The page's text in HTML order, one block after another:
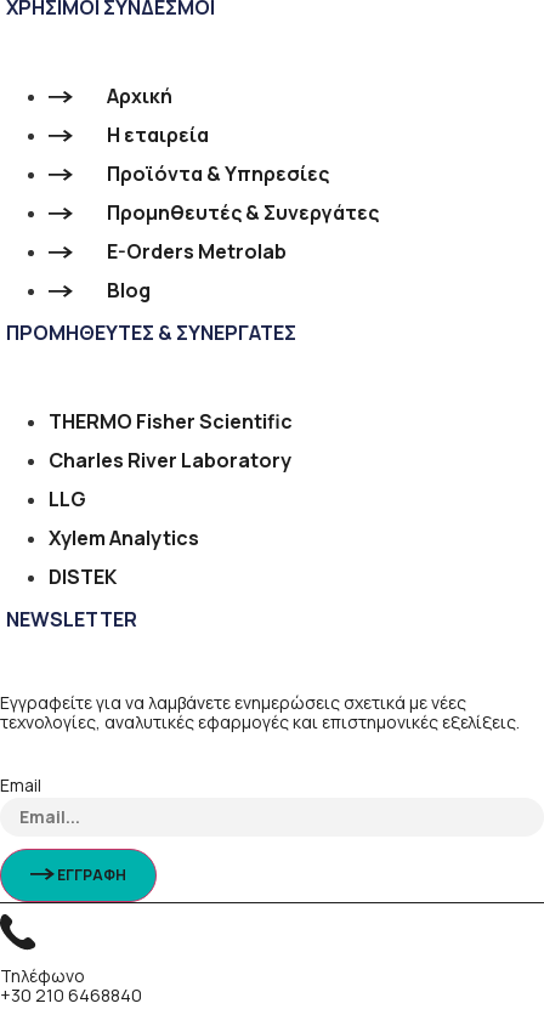
ΧΡΗΣΙΜΟΙ ΣΥΝΔΕΣΜΟΙ
Αρχική
Η εταιρεία
Προϊόντα & Υπηρεσίες
Προμηθευτές & Συνεργάτες
E-Orders Metrolab
Blog
ΠΡΟΜΗΘΕΥΤΕΣ & ΣΥΝΕΡΓΑΤΕΣ
THERMO Fisher Scientific
Charles River Laboratory
LLG
Xylem Analytics
DISTEK
NEWSLETTER
Εγγραφείτε για να λαμβάνετε ενημερώσεις σχετικά με νέες
τεχνολογίες, αναλυτικές εφαρμογές και επιστημονικές εξελίξεις.
Email
ΕΓΓΡΑΦΗ
Τηλέφωνο
+30 210 6468840